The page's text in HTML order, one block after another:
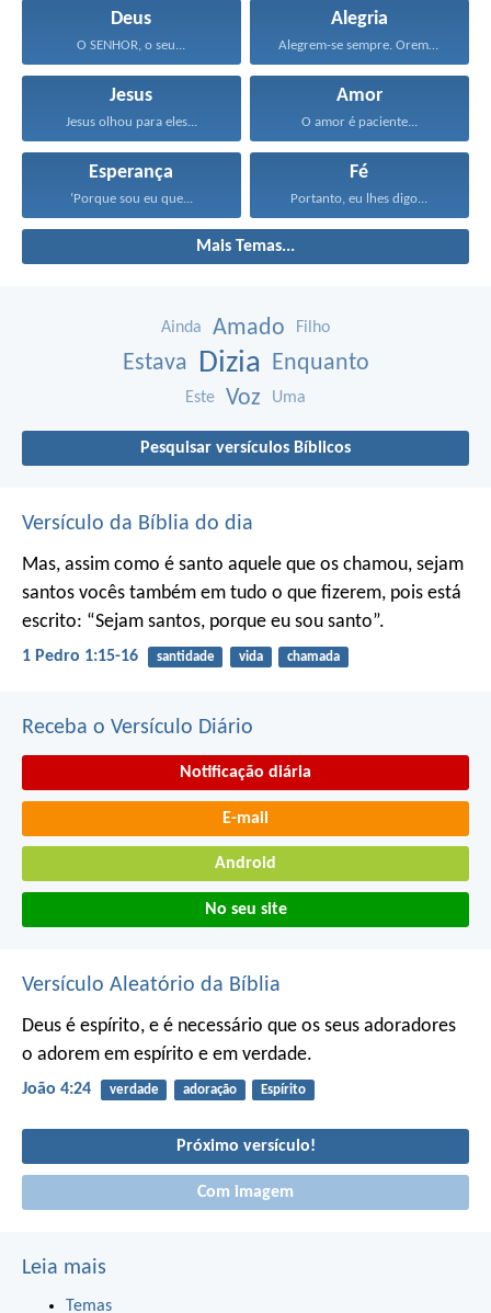
Deus
O SENHOR, o seu...
Alegria
Alegrem-se sempre. Orem continuamente...
Jesus
Jesus olhou para eles...
Amor
O amor é paciente...
Esperança
‘Porque sou eu que...
Fé
Portanto, eu lhes digo...
Mais Temas...
Ainda Amado Filho
Estava Dizia Enquanto
Este Voz Uma
Pesquisar versículos Bíblicos
Versículo da Bíblia do dia
Mas, assim como é santo aquele que os chamou, sejam
santos vocês também em tudo o que fizerem, pois está
escrito: “Sejam santos, porque eu sou santo”.
1 Pedro 1:15-16 santidade vida chamada
Receba o Versículo Diário
Notificação diária
E-mail
Android
No seu site
Versículo Aleatório da Bíblia
Deus é espírito, e é necessário que os seus adoradores
o adorem em espírito e em verdade.
João 4:24 verdade adoração Espírito
Próximo versículo!
Com imagem
Leia mais
Temas